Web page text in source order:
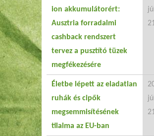
ion akkumulátorért:
Ausztria forradalmi
cashback rendszert
tervez a pusztító tüzek
megfékezésére
Életbe lépett az eladatlan
ruhák és cipők
megsemmisítésének
tilalma az EU-ban